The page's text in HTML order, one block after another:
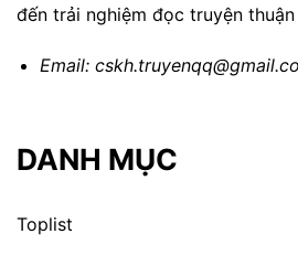
đến trải nghiệm đọc truyện
Email:
DANH MỤC
Toplist